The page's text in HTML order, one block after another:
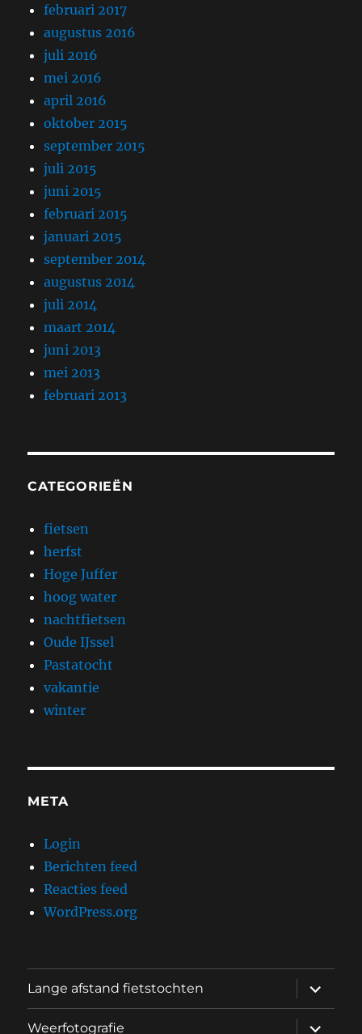
februari 2017
augustus 2016
juli 2016
mei 2016
april 2016
oktober 2015
september 2015
juli 2015
juni 2015
februari 2015
januari 2015
september 2014
augustus 2014
juli 2014
maart 2014
juni 2013
mei 2013
februari 2013
CATEGORIEËN
fietsen
herfst
Hoge Juffer
hoog water
nachtfietsen
Oude IJssel
Pastatocht
vakantie
winter
META
Login
Berichten feed
Reacties feed
WordPress.org
Lange afstand fietstochten
Weerfotografie